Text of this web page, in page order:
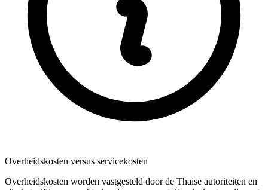
Overheidskosten versus servicekosten
Overheidskosten worden vastgesteld door de Thaise autoriteiten en